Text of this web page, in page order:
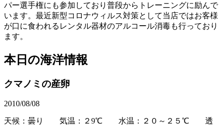
パー選手権にも参加しており普段からトレーニングに励んで
います。最近新型コロナウィルス対策として当店ではお客様
が口に食われるレンタル器材のアルコール消毒も行っており
ます。
本日の海洋情報
クマノミの産卵
2010/08/08
天候：曇り 気温：２9℃ 水温：２０～２５ ℃ 透